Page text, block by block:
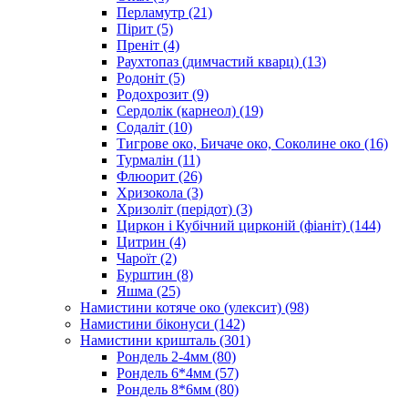
Перламутр (21)
Пірит (5)
Преніт (4)
Раухтопаз (димчастий кварц) (13)
Родоніт (5)
Родохрозит (9)
Сердолік (карнеол) (19)
Содаліт (10)
Тигрове око, Бичаче око, Соколине око (16)
Турмалін (11)
Флюорит (26)
Хризокола (3)
Хризоліт (перідот) (3)
Циркон і Кубічний цирконій (фіаніт) (144)
Цитрин (4)
Чароїт (2)
Бурштин (8)
Яшма (25)
Намистини котяче око (улексит) (98)
Намистини біконуси (142)
Намистини кришталь (301)
Рондель 2-4мм (80)
Рондель 6*4мм (57)
Рондель 8*6мм (80)